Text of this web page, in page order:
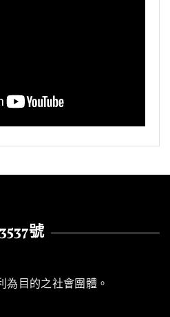
號
為目的之社會團體。